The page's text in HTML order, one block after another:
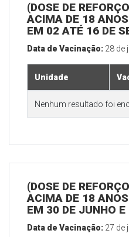
(DOSE DE
ACIMA DE 18
EM 02 ATÉ 16 DE
Data de Vacinação: 28 de
Unidade
Nenhum resultado foi
(DOSE DE
ACIMA DE 18
EM 30 DE JUNHO
Data de Vacinação: 27 de